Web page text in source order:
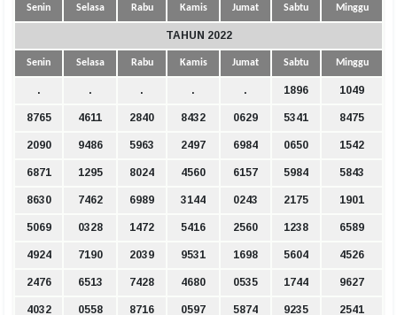
Senin Selasa Rabu Kamis Jumat Sabtu Minggu
TAHUN 2022
Senin Selasa Rabu Kamis Jumat Sabtu Minggu
. . . . . 1896 1049
8765 4611 2840 8432 0629 5341 8475
2090 9486 5963 2497 6984 0650 1542
6871 1295 8024 4560 6157 5984 5843
8630 7462 6989 3144 0243 2175 1901
5069 0328 1472 5416 2560 1238 6589
4924 7190 2039 9531 1698 5604 4526
2476 6513 7428 4680 0535 1744 9627
4032 0558 8716 0597 5874 9235 2541